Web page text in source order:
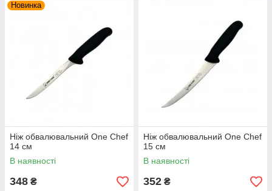
Новинка
Ніж обвалювальний One Chef
14 см
В наявності
348 ₴
Ніж обвалювальний One Chef
15 см
В наявності
352 ₴